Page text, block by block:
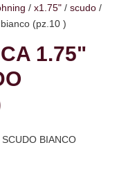
/ x1.75" / scudo /
(pz.10 )
1.75"
BIANCO